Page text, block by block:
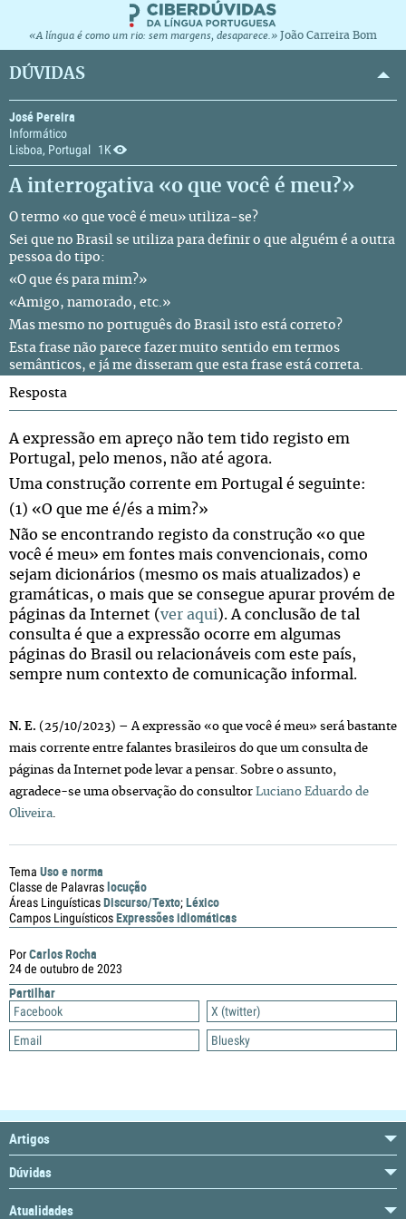
«A língua é como um rio: sem margens, desaparece.» João Carreira Bom
DÚVIDAS
José Pereira
Informático
Lisboa, Portugal
1K
A interrogativa «o que você é meu?»
O termo «o que você é meu» utiliza-se?
Sei que no Brasil se utiliza para definir o que alguém é a outra
pessoa do tipo:
«O que és para mim?»
«Amigo, namorado, etc.»
Mas mesmo no português do Brasil isto está correto?
Esta frase não parece fazer muito sentido em termos
semânticos, e já me disseram que esta frase está correta.
PorCarlos Rocha
24 de outubro de 2023
Partilhar
Facebook
X (twitter)
Email
Bluesky
Resposta
A expressão em apreço não tem tido registo em
Portugal, pelo menos, não até agora.
Uma construção corrente em Portugal é seguinte:
(1) «O que me é/és a mim?»
Não se encontrando registo da construção «o que
você é meu» em fontes mais convencionais, como
sejam dicionários (mesmo os mais atualizados) e
gramáticas, o mais que se consegue apurar provém de
páginas da Internet (ver aqui). A conclusão de tal
consulta é que a expressão ocorre em algumas
páginas do Brasil ou relacionáveis com este país,
sempre num contexto de comunicação informal.
N. E. (25/10/2023) – A expressão «o que você é meu» será bastante
mais corrente entre falantes brasileiros do que um consulta de
páginas da Internet pode levar a pensar. Sobre o assunto,
agradece-se uma observação do consultor Luciano Eduardo de
Oliveira.
Tema Uso e norma
Classe de Palavraslocução
Áreas LinguísticasDiscurso/Texto;Léxico
Campos LinguísticosExpressões idiomáticas
Artigos
Dúvidas
Atualidades